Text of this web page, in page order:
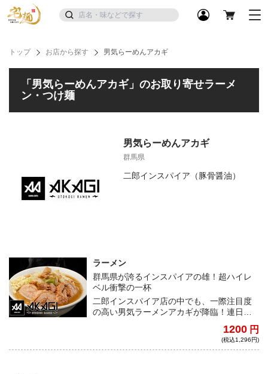
トップ お店から探す 男気らーめんアカギ
「男気らーめんアカギ」のお取り寄せラーメ
ン・つけ麺
男気らーめんアカギ
群馬県
二郎インスパイア（豚骨醤油）
ラーメン
群馬県が誇るインスパイアの雄！超ハイレ
ベル衝撃の一杯
二郎インスパイア店の中でも、一際注目度
の高い男気ラーメンアカギが降臨！連日長
ラーメンは、麺、スープ、豚、脂全てが超
1200 円
(税込1,296円)